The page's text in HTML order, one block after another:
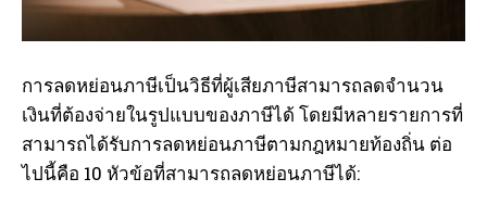
การลดหย่อนภาษีเป็นวิธีที่ผู้เสียภาษีสามารถลดจำนวน
เงินที่ต้องจ่ายในรูปแบบของภาษีได้ โดยมีหลายรายการที่
สามารถได้รับการลดหย่อนภาษีตามกฎหมายท้องถิ่น ต่อ
ไปนี้คือ 10 หัวข้อที่สามารถลดหย่อนภาษีได้: